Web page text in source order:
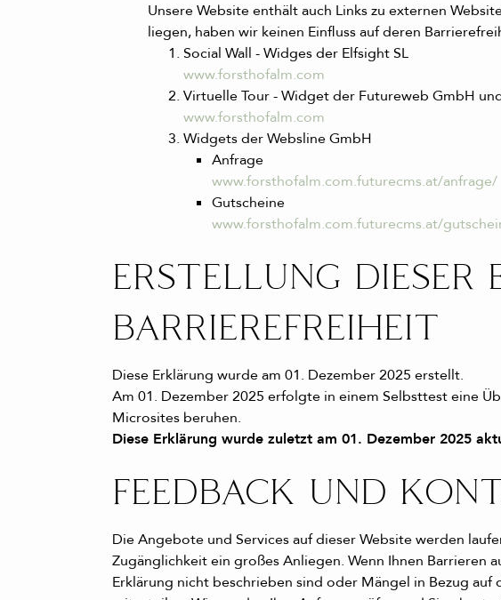
Unsere Website enthält auch Links zu externen
liegen, haben wir keinen Einfluss auf deren
Social Wall - Widges der Elfsight SL
www.forsthofalm.com
Virtuelle Tour - Widget der Futureweb GmbH
www.forsthofalm.com
Widgets der Websline GmbH
Anfrage
www.forsthofalm.com.futurecms.at/anfrage/
Gutscheine
www.forsthofalm.com.futurecms.at/
ERSTELLUNG DIESER
BARRIEREFREIHEIT
Diese Erklärung wurde am 01. Dezember 2025 erstellt.
Am 01. Dezember 2025 erfolgte in einem Selbsttest eine
Microsites beruhen.
Diese Erklärung wurde zuletzt am 01. Dezember 2025
FEEDBACK UND
Die Angebote und Services auf dieser Website werden
Zugänglichkeit ein großes Anliegen. Wenn Ihnen Barrieren
Erklärung nicht beschrieben sind oder Mängel in Bezug